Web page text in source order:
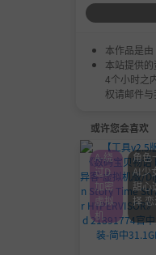
本作品是由
本站提供
4个小时之
权请邮件
或许您会喜欢
A-绕
过D
加密
虚拟
机
角色
AI少
甜心
择